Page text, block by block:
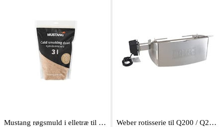
Mustang røgsmuld i elletræ til koldrøgning 3 liter Weber rotisserie til Q200 / Q220 / Q2000 / Q2200